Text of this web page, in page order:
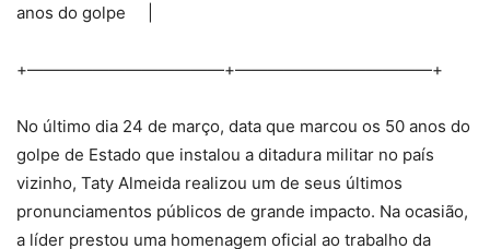
anos do golpe |
+————————————+————————————+
No último dia 24 de março, data que marcou os 50 anos do
golpe de Estado que instalou a ditadura militar no país
vizinho, Taty Almeida realizou um de seus últimos
pronunciamentos públicos de grande impacto. Na ocasião,
a líder prestou uma homenagem oficial ao trabalho da